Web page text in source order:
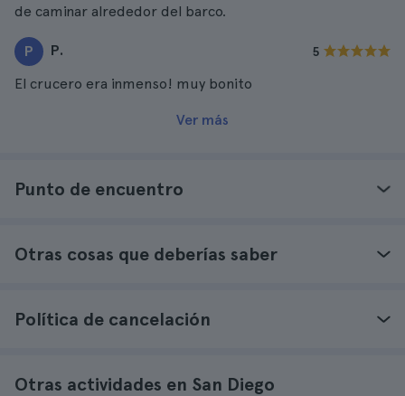
de caminar alrededor del barco.
P P. 5
El crucero era inmenso! muy bonito
Ver más
Punto de encuentro
Otras cosas que deberías saber
Política de cancelación
Otras actividades en San Diego